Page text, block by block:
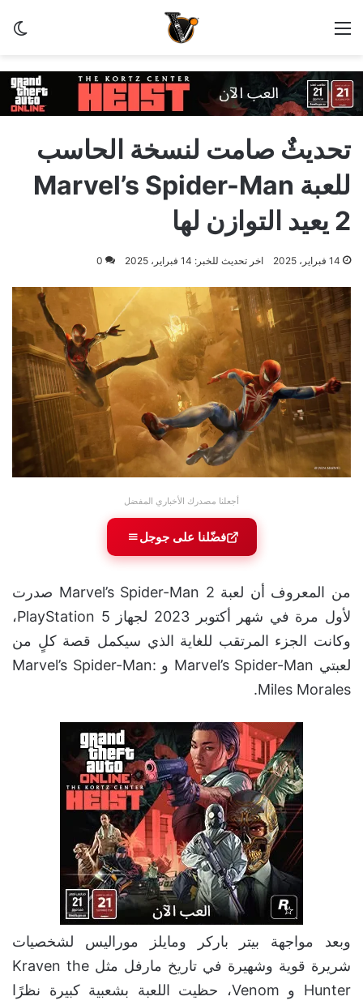
القائمة
تحديثٌ صامت لنسخة الحاسب
للعبة Marvel’s Spider-Man
2 يعيد التوازن لها
14 فبراير، 2025 اخر تحديث للخبر: 14 فبراير، 2025 0
أجعلنا مصدرك الأخباري المفضل
فضّلنا على جوجل
من المعروف أن لعبة Marvel’s Spider-Man 2 صدرت
لأول مرة في شهر أكتوبر 2023 لجهاز PlayStation 5،
وكانت الجزء المرتقب للغاية الذي سيكمل قصة كلٍ من
لعبتي Marvel’s Spider-Man و Marvel’s Spider-Man:
Miles Morales.
وبعد مواجهة بيتر باركر ومايلز موراليس لشخصيات
شريرة قوية وشهيرة في تاريخ مارفل مثل Kraven the
Hunter و Venom، حظيت اللعبة بشعبية كبيرة نظرًا